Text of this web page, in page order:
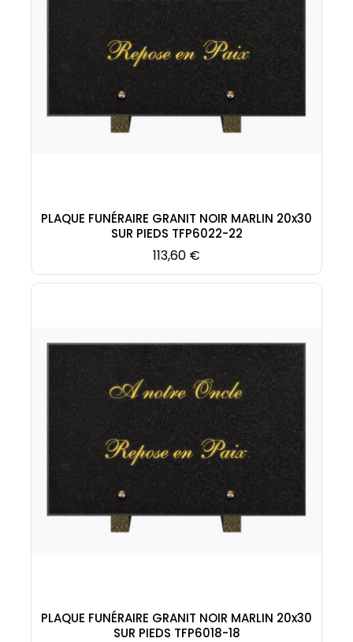
PLAQUE FUNÉRAIRE GRANIT NOIR MARLIN 20x30
SUR PIEDS TFP6022-22
Prix
113,60 €
PLAQUE FUNÉRAIRE GRANIT NOIR MARLIN 20x30
SUR PIEDS TFP6018-18